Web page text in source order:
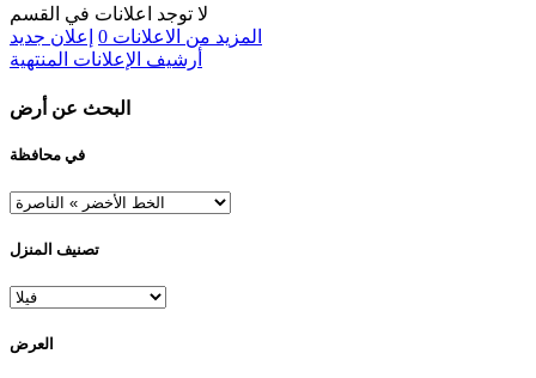
لا توجد اعلانات في القسم
المزيد من الاعلانات 0 إعلان جديد
أرشيف الإعلانات المنتهية
البحث عن أرض
في محافظة
تصنيف المنزل
العرض